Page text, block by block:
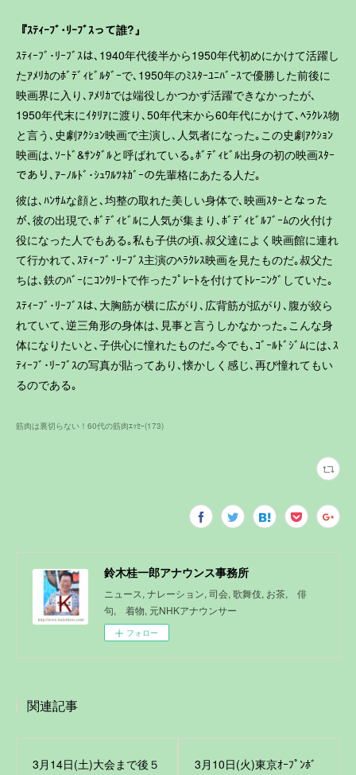
『ｽﾃｨｰﾌﾞ･ﾘｰﾌﾞｽって誰?』
ｽﾃｨｰﾌﾞ･ﾘｰﾌﾞｽは､1940年代後半から1950年代初めにかけて活躍し
たｱﾒﾘｶのﾎﾞﾃﾞｨﾋﾞﾙﾀﾞｰで､1950年のﾐｽﾀｰﾕﾆﾊﾞｰｽで優勝した前後に
映画界に入り､ｱﾒﾘｶでは端役しかつかず活躍できなかったが､
1950年代末にｲﾀﾘｱに渡り､50年代末から60年代にかけて､ﾍﾗｸﾚｽ物
と言う､史劇ｱｸｼｮﾝ映画で主演し､人気者になった｡この史劇ｱｸｼｮﾝ
映画は､ｿｰﾄﾞ&ｻﾝﾀﾞﾙと呼ばれている｡ﾎﾞﾃﾞｨﾋﾞﾙ出身の初の映画ｽﾀｰ
であり､ｱｰﾉﾙﾄﾞ･ｼｭﾜﾙﾂﾈｶﾞｰの先輩格にあたる人だ｡
彼は､ﾊﾝｻﾑな顔と､均整の取れた美しい身体で､映画ｽﾀｰとなった
が､彼の出現で､ﾎﾞﾃﾞｨﾋﾞﾙに人気が集まり､ﾎﾞﾃﾞｨﾋﾞﾙﾌﾞｰﾑの火付け
役になった人でもある｡私も子供の頃､叔父達によく映画館に連れ
て行かれて､ｽﾃｨｰﾌﾞ･ﾘｰﾌﾞｽ主演のﾍﾗｸﾚｽ映画を見たものだ｡叔父た
ちは､鉄のﾊﾞｰにｺﾝｸﾘｰﾄで作ったﾌﾟﾚｰﾄを付けてﾄﾚｰﾆﾝｸﾞしていた｡
ｽﾃｨｰﾌﾞ･ﾘｰﾌﾞｽは､大胸筋が横に広がり､広背筋が拡がり､腹が絞ら
れていて､逆三角形の身体は､見事と言うしかなかった｡こんな身
体になりたいと､子供心に憧れたものだ｡今でも､ｺﾞｰﾙﾄﾞｼﾞﾑには､ｽ
ﾃｨｰﾌﾞ･ﾘｰﾌﾞｽの写真が貼ってあり､懐かしく感じ､再び憧れてもい
るのである｡
筋肉は裏切らない！60代の筋肉ｴｯｾｰ(173)
鈴木桂一郎アナウンス事務所
ニュース, ナレーション, 司会, 歌舞伎, お茶, 俳
句, 着物, 元NHKアナウンサー
フォロー
関連記事
3月14日(土)大会まで後５
3月10日(火)東京ｵｰﾌﾟﾝﾎﾞ